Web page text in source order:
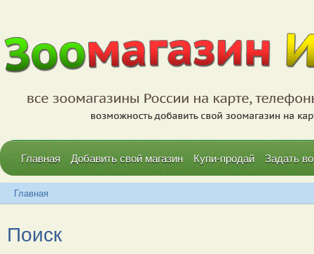
Главная Добавить свой магазин Купи-продай Задать
Главная
Поиск